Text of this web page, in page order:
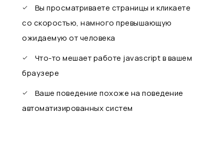
Вы просматриваете страницы и кликаете
со скоростью, намного превышающую
ожидаемую от человека
Что-то мешает работе javascript в вашем
браузере
Ваше поведение похоже на поведение
автоматизированных систем